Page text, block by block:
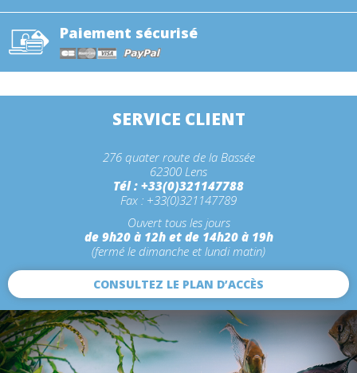
Paiement sécurisé
SERVICE CLIENT
276 quater route de la Bassée
62300 Lens
Tél : +33(0)321147788
Fax : +33(0)321147789
Ouvert tous les jours
de 9h20 à 12h et de 14h20 à 19h
(fermé le dimanche et lundi matin)
CONSULTEZ LE PLAN D’ACCÈS